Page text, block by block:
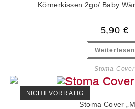
Körnerkissen 2go/ Baby
5,90 €
Weiterlesen
Stoma Cover
NICHT VORRÄTIG
Stoma Cover